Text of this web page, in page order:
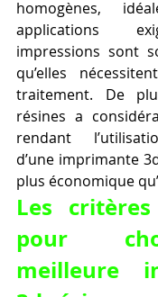
homogènes,
applications
impressions sont
qu’elles
traitement. De
résines a
rendant
d’une imprimante
plus économique
Les
pour
meilleure